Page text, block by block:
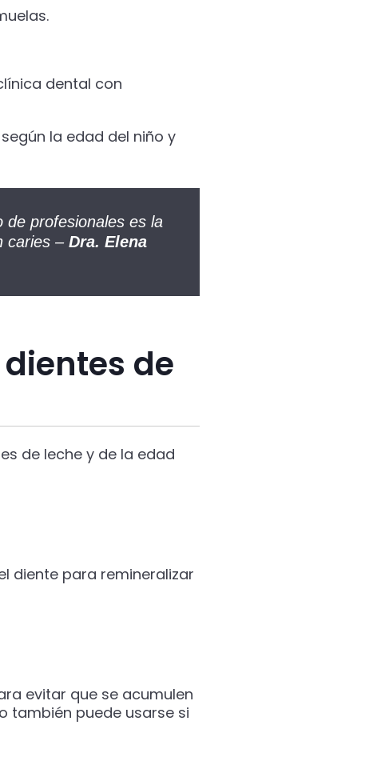
dental con
la edad del niño y
de profesionales es la
caries – Dra. Elena
de
de leche y de la edad
diente para remineralizar
evitar que se acumulen
también puede usarse si